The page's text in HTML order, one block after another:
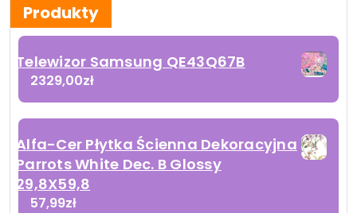
Produkty
Telewizor Samsung QE43Q67B
2329,00zł
Alfa-Cer Płytka Ścienna Dekoracyjna
Parrots White Dec. B Glossy
29,8X59,8
57,99zł